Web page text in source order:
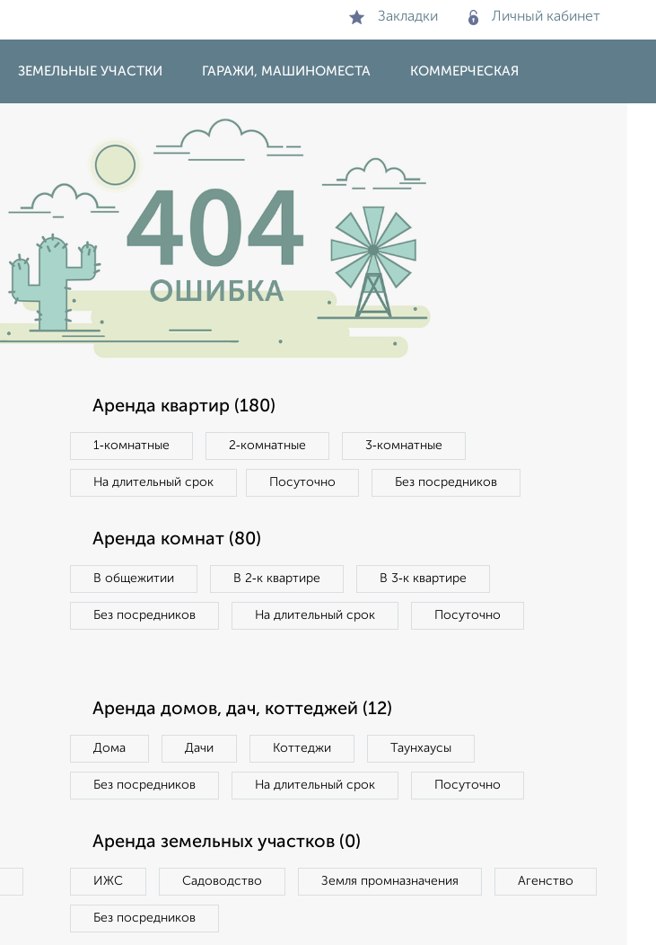
Закладки Личный кабинет
ЗЕМЕЛЬНЫЕ УЧАСТКИ ГАРАЖИ, МАШИНОМЕСТА КОММЕРЧЕСКАЯ
Аренда квартир (180)
1‑комнатные 2‑комнатные 3‑комнатные
На длительный срок Посуточно Без посредников
Аренда комнат (80)
В общежитии В 2‑к квартире В 3‑к квартире
Без посредников На длительный срок Посуточно
Аренда домов, дач, коттеджей (12)
Дома Дачи Коттеджи Таунхаусы
Без посредников На длительный срок Посуточно
Аренда земельных участков (0)
ИЖС Садоводство Земля промназначения Агенство
Без посредников